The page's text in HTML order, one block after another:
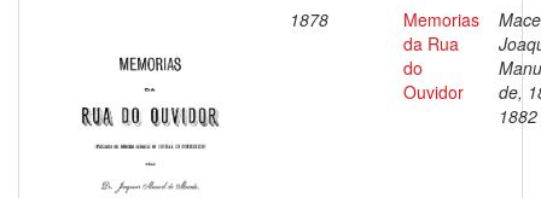
1878
Memorias
da Rua
do
Ouvidor
de,
1882